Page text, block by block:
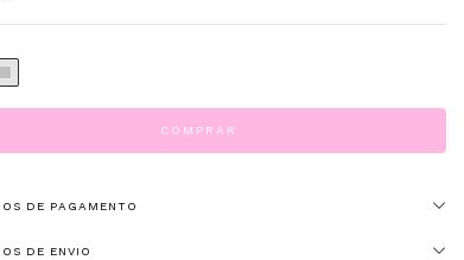
DE PAGAMENTO
DE ENVIO